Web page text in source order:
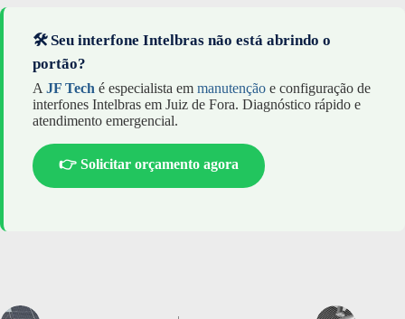
🛠️ Seu interfone Intelbras não está abrindo o
portão?
A JF Tech é especialista em manutenção e configuração de
interfones Intelbras em Juiz de Fora. Diagnóstico rápido e
atendimento emergencial.
👉 Solicitar orçamento agora